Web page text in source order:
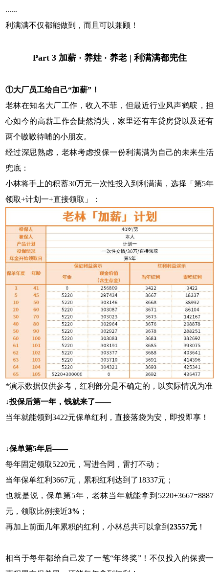
......
利满满不仅都能做到，而且可以兼顾！
Part 3 加薪 · 养娃 · 养老 | 利满满都兜住
①大厂员工给自己“加薪”！
老林在知名大厂工作，收入不菲，但最近行业风声鹤唳，担
心如今的高薪工作会陡然消失，家里还有车贷房贷以及还有
两个嗷嗷待哺的小朋友。
经过深思熟虑，老林考虑投保一份利满满为自己的未来生活
兜底：
小林将手上的积蓄30万元一次性投入到利满满，选择「第5年
领取+计划一+直接领取」：
*演示数据仅供参考，红利部分是不确定的，以实际情况为准
↓投保后第一年，钱就来了——
当年就能领到3422元保单红利，直接落袋为安，即投即享！
↓保单第5年后——
每年固定领取5220元，写进合同，雷打不动；
当年保单红利3667元，累积红利达到了18337元；
也就是说，保单第5年，老林当年就能拿到5220+3667=8887
元，领取比例接近3% ；
再加上前面几年累积的红利，小林总共可以拿到23557元 ！
相当于每年都给自己发了一笔“年终奖”！不仅投入的保费一